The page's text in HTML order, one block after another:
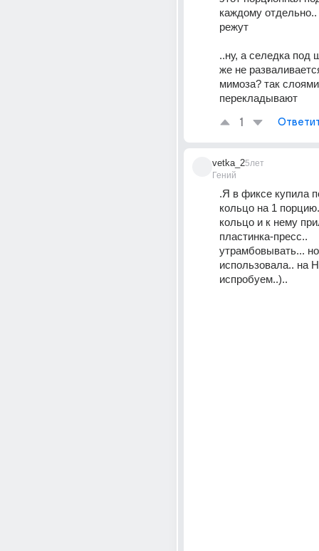
каждому отдельно..
режут
..ну, а селедка под
же не
мимоза? так
перекладывают
1
vetka_2
Гений
5лет
.Я в фиксе купила
кольцо на 1
кольцо и к нему
пластинка-пресс..
утрамбовывать...
использовала.. на
испробуем..)..